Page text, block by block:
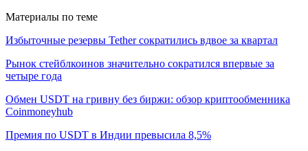
Материалы по теме
Избыточные резервы Tether сократились вдвое за квартал
Рынок стейблкоинов значительно сократился впервые за
четыре года
Обмен USDT на гривну без биржи: обзор криптообменника
Coinmoneyhub
Премия по USDT в Индии превысила 8,5%